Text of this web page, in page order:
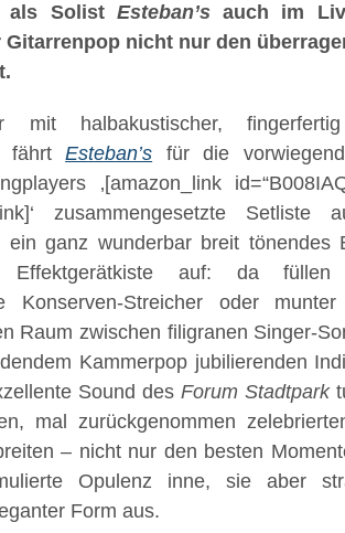
als Solist Esteban’sauch im
nicht nur den
mit halbakustischer,
fährtEsteban’s für die
‚[amazon_link
zusammengesetzte
ein ganz wunderbar breit tönendes
Effektgerätkiste auf: da füllen
Konserven-Streicher oder
Raum zwischen filigranen Singer-
Kammerpop jubilierenden
Sound des Forum Stadtpark
mal zurückgenommen
– nicht nur den besten
Opulenz inne, sie aber
Form aus.